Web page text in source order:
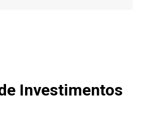
Investimentos